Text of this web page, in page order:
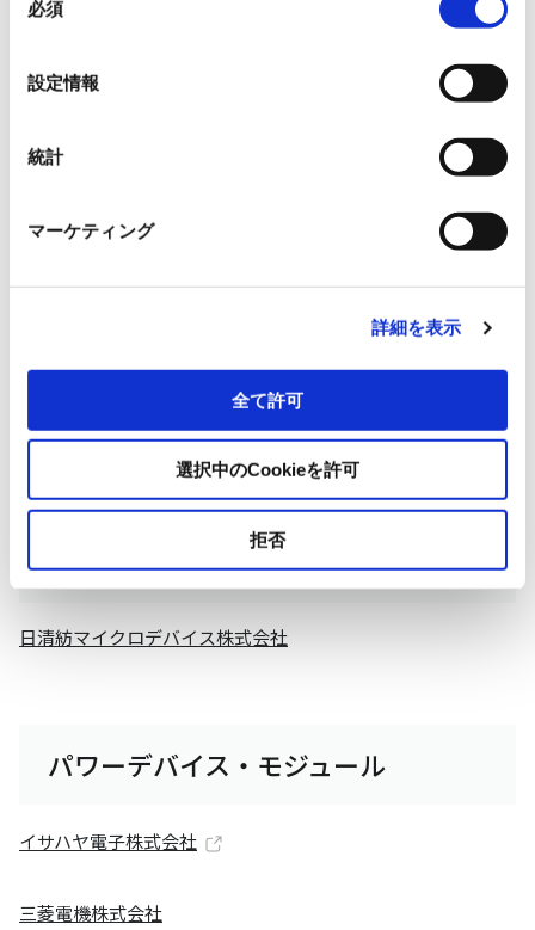
必須
設定情報
統計
マーケティング
詳細を表示
全て許可
選択中のCookieを許可
拒否
Allegro MicroSystems, Inc.
イサハヤ電子株式会社
日本ライトン株式会社
日清紡マイクロデバイス株式会社
サンケン電気株式会社
デジアナ混載
日清紡マイクロデバイス株式会社
パワーデバイス・モジュール
イサハヤ電子株式会社
三菱電機株式会社